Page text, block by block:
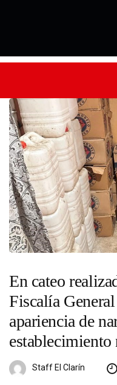
En cateo
Fiscalía
apariencia de
establecimiento
Staff El Clarín